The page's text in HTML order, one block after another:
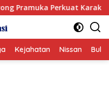
Perkuat Karakter Generasi
Kejahatan Nissan